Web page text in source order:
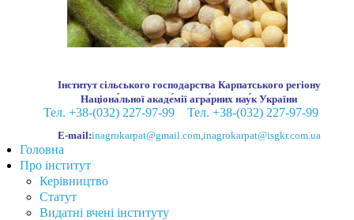
Інститут сільського господарства Карпатського регіону
Націона́льної акаде́мії агра́рних нау́к України
Тел. +38-(032) 227-97-99 Тел. +38-(032) 227-97-99
E-mail:inagrokarpat@gmail.com, inagrokarpat@isgkr.com.ua
Головна
Про інститут
Керівництво
Статут
Видатні вчені інституту